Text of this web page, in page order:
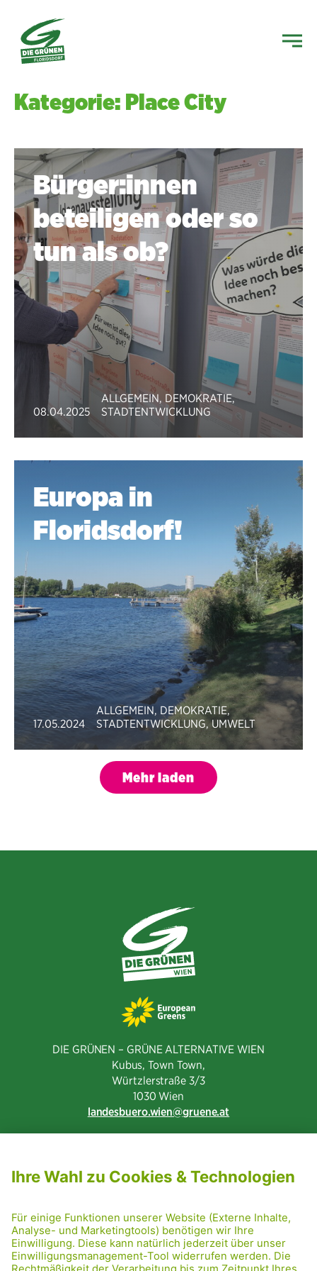
Kategorie: Place City
Bürger:innen
beteiligen oder so
tun als ob?
08.04.2025
ALLGEMEIN, DEMOKRATIE,
STADTENTWICKLUNG
Europa in
Floridsdorf!
17.05.2024
ALLGEMEIN, DEMOKRATIE,
STADTENTWICKLUNG,UMWELT
Mehr laden
DIE GRÜNEN – GRÜNE ALTERNATIVE WIEN
Kubus, Town Town,
Würtzlerstraße 3/3​
1030 Wien
landesbuero.wien
gruene.at
PRESSE
GRÜNE RADRETTUNG
FRIDAY NIGHTSKATING